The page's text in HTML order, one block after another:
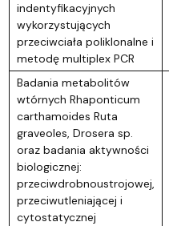
indentyfikacyjnych
wykorzystujących
przeciwciała poliklonalne i
metodę multiplex PCR
Badania metabolitów
wtórnych Rhaponticum
carthamoides Ruta
graveoles, Drosera sp.
oraz badania aktywności
biologicznej:
przeciwdrobnoustrojowej,
przeciwutleniającej i
cytostatycznej